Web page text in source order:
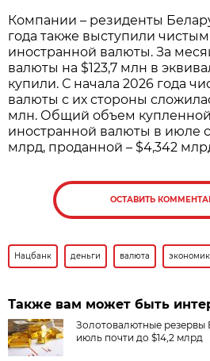
Компании – резиденты
года также выступили
иностранной валюты. За
валюты на $123,7 млн в
купили. С начала 2026 года
валюты с их стороны
млн. Общий объем
иностранной валюты в июле
млрд, проданной – $4,342
ОСТАВИТЬ
Нацбанк деньги валюта
Также вам может быть
Золотовалютные резервы
июль почти до $14,2 млрд